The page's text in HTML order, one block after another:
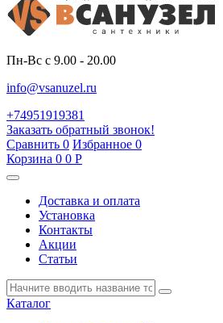
Пн-Вс с 9.00 - 20.00
info@vsanuzel.ru
+74951919381
Заказать обратный звонок!
Сравнить 0 Избранное 0
Корзина 0 0 Р
Доставка и оплата
Установка
Контакты
Акции
Статьи
Каталог